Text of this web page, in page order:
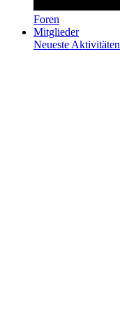
Foren
Mitglieder
Neueste Aktivitäten